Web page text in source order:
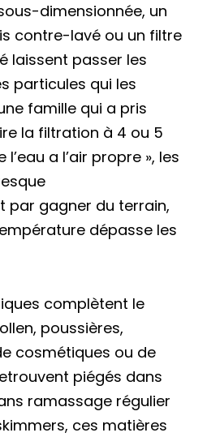
dimensionnée, un
contre-lavé ou un filtre
laissent passer les
particules qui les
famille qui a pris
la filtration à 4 ou 5
a l’air propre », les
par gagner du terrain,
dépasse les
complètent le
poussières,
cosmétiques ou de
piégés dans
ramassage régulier
ces matières